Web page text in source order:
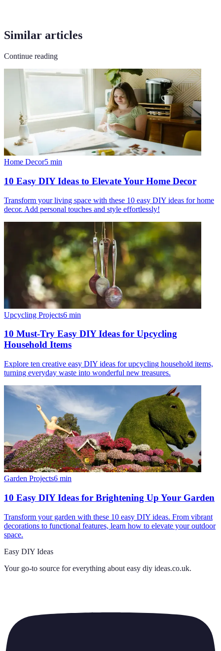
Similar articles
Continue reading
Home Decor5 min
10 Easy DIY Ideas to Elevate Your Home Decor
Transform your living space with these 10 easy DIY ideas for home
decor. Add personal touches and style effortlessly!
Upcycling Projects6 min
10 Must-Try Easy DIY Ideas for Upcycling
Household Items
Explore ten creative easy DIY ideas for upcycling household items,
turning everyday waste into wonderful new treasures.
Garden Projects6 min
10 Easy DIY Ideas for Brightening Up Your Garden
Transform your garden with these 10 easy DIY ideas. From vibrant
decorations to functional features, learn how to elevate your outdoor
space.
Easy DIY Ideas
Your go-to source for everything about easy diy ideas.co.uk.